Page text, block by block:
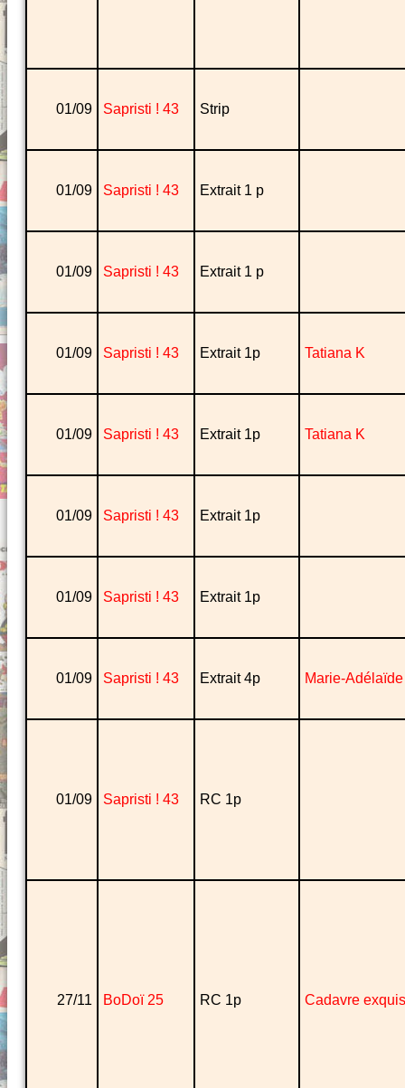
01/09 Sapristi ! 43 Strip
01/09 Sapristi ! 43 Extrait 1 p
01/09 Sapristi ! 43 Extrait 1 p
01/09 Sapristi ! 43 Extrait 1p Tatiana K
01/09 Sapristi ! 43 Extrait 1p Tatiana K
01/09 Sapristi ! 43 Extrait 1p
01/09 Sapristi ! 43 Extrait 1p
01/09 Sapristi ! 43 Extrait 4p Marie-Adélaïde
01/09 Sapristi ! 43 RC 1p
27/11 BoDoï 25 RC 1p Cadavre exquis